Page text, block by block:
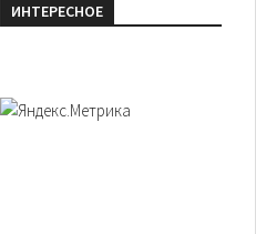
ИНТЕРЕСНОЕ